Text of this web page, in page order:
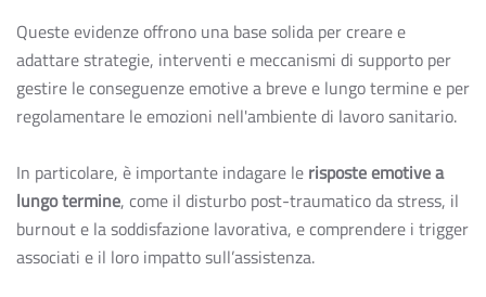
Queste evidenze offrono una base solida per creare e
adattare strategie, interventi e meccanismi di supporto per
gestire le conseguenze emotive a breve e lungo termine e per
regolamentare le emozioni nell'ambiente di lavoro sanitario.
In particolare, è importante indagare le risposte emotive a
lungo termine, come il disturbo post-traumatico da stress, il
burnout e la soddisfazione lavorativa, e comprendere i trigger
associati e il loro impatto sull’assistenza.